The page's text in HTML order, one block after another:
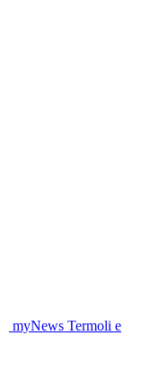
myNews Termoli e